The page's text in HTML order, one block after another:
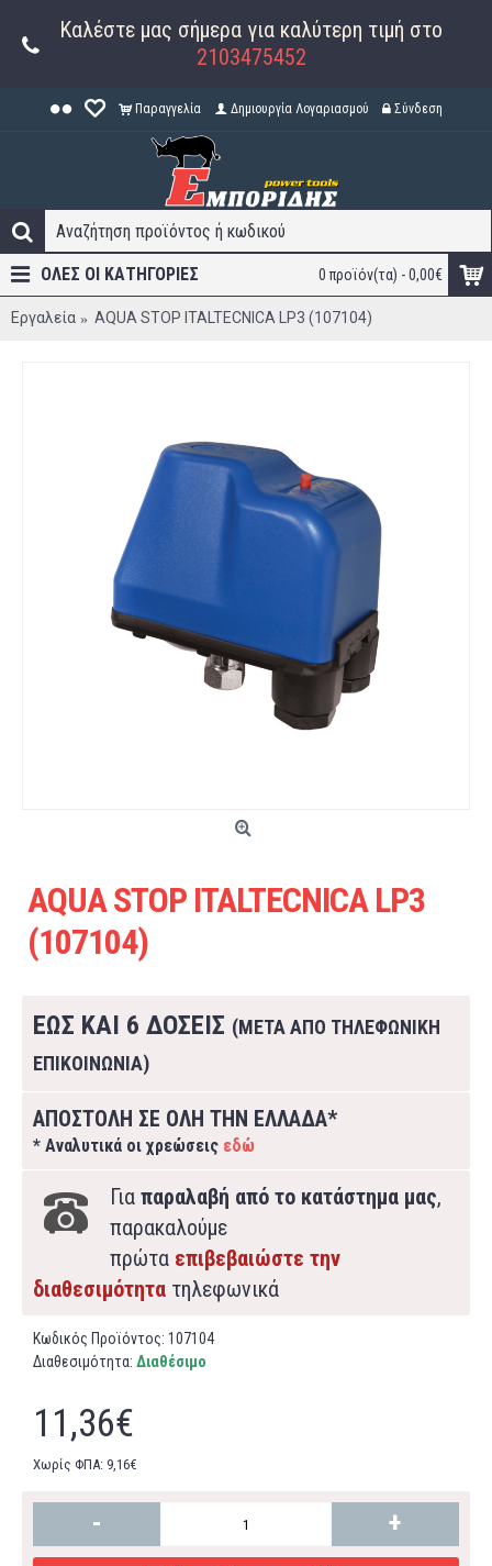
Καλέστε μας σήμερα για καλύτερη τιμή στο
2103475452
Παραγγελία Δημιουργία Λογαριασμού Σύνδεση
0 προϊόν(τα) - 0,00€
ΟΛΕΣ ΟΙ ΚΑΤΗΓΟΡΊΕΣ
Εργαλεία AQUA STOP ITALTECNICA LP3 (107104)
AQUA STOP ITALTECNICA LP3
(107104)
ΕΩΣ ΚΑΙ 6 ΔΟΣΕΙΣ (ΜΕΤΑ ΑΠΟ ΤΗΛΕΦΩΝΙΚΗ
ΕΠΙΚΟΙΝΩΝΙΑ)
ΑΠΟΣΤΟΛΗ ΣΕ ΟΛΗ ΤΗΝ ΕΛΛΑΔΑ*
* Αναλυτικά οι χρεώσεις εδώ
Για παραλαβή από το κατάστημα μας,
παρακαλούμε
πρώτα επιβεβαιώστε την
διαθεσιμότητα τηλεφωνικά
Κωδικός Προϊόντος: 107104
Διαθεσιμότητα: Διαθέσιμο
11,36€
Χωρίς ΦΠΑ: 9,16€
- +